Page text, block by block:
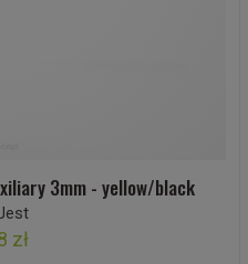
3mm - yellow/black
zł